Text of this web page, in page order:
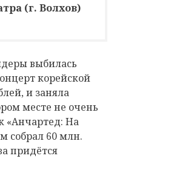
(г. Волхов)
выбилась
корейской
и заняла
месте не очень
«Анчартед: На
собрал 60 млн.
придётся